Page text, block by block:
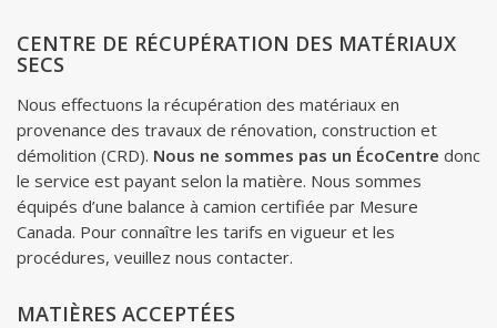
CENTRE DE RÉCUPÉRATION DES MATÉRIAUX
SECS
Nous effectuons la récupération des matériaux en
provenance des travaux de rénovation, construction et
démolition (CRD). Nous ne sommes pas un ÉcoCentre donc
le service est payant selon la matière. Nous sommes
équipés d’une balance à camion certifiée par Mesure
Canada. Pour connaître les tarifs en vigueur et les
procédures, veuillez nous contacter.
MATIÈRES ACCEPTÉES